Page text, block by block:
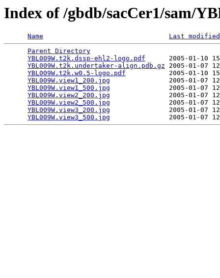
Index of /gbdb/sacCer1/sam/
Name
Last modified
Parent Directory
YBL009W.t2k.dssp-ehl2-logo.pdf
2005-01-10
YBL009W.t2k.undertaker-align.pdb.gz 2005-01-07
YBL009W.t2k.w0.5-logo.pdf
2005-01-10
YBL009W.view1_200.jpg
2005-01-07
YBL009W.view1_500.jpg
2005-01-07
YBL009W.view2_200.jpg
2005-01-07
YBL009W.view2_500.jpg
2005-01-07
YBL009W.view3_200.jpg
2005-01-07
YBL009W.view3_500.jpg